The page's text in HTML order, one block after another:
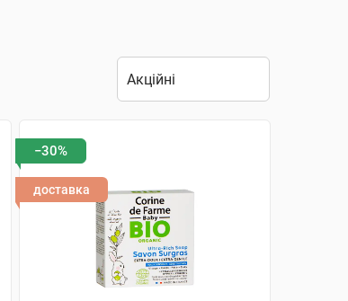
−30%
доставка